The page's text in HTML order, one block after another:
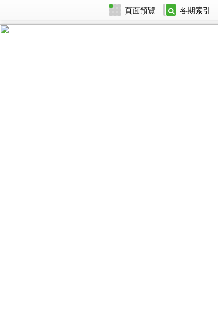
頁面預覽 各期索引